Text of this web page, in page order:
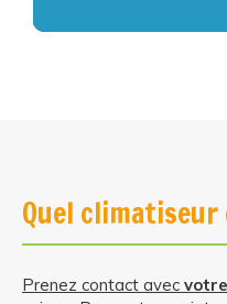
Quel
Prenez contact avec